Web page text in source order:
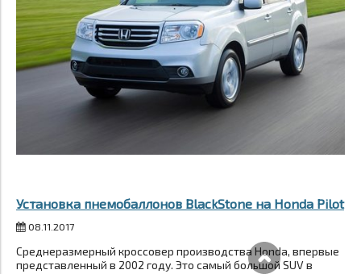
Установка пнемобаллонов BlackStone на Honda Pilot
08.11.2017
Среднеразмерный кроссовер производства Honda, впервые
представленный в 2002 году. Это самый большой SUV в